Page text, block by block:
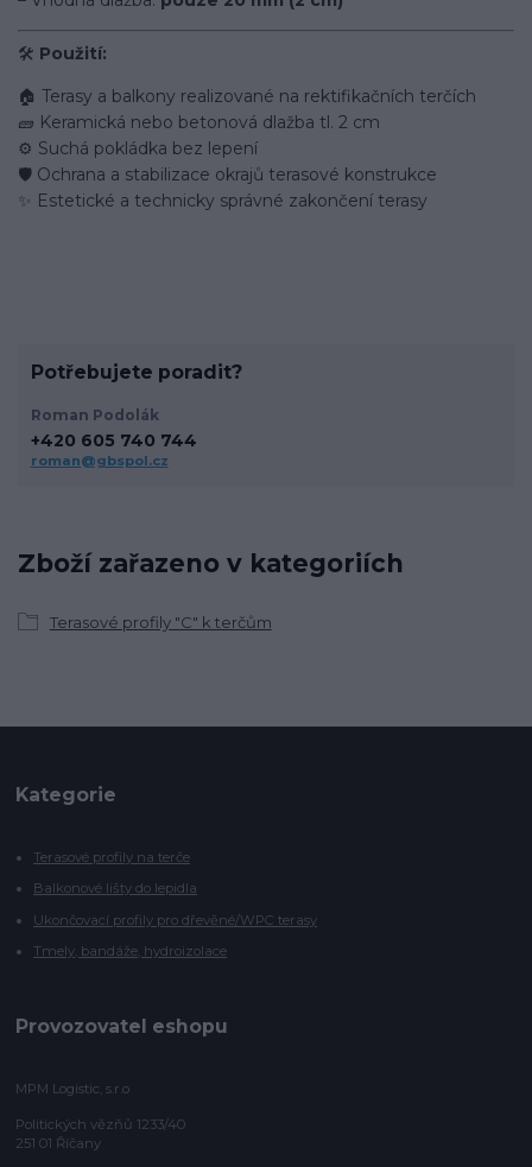
🛠️ Použití:
🏠 Terasy a balkony realizované na rektifikačních terčích
🧱 Keramická nebo betonová dlažba tl. 2 cm
⚙️ Suchá pokládka bez lepení
🛡️ Ochrana a stabilizace okrajů terasové konstrukce
✨ Estetické a technicky správné zakončení terasy
Zboží zařazeno v kategoriích
Terasové profily "C" k terčům
Potřebujete poradit?
Roman Podolák
+420 605 740 744
roman@gbspol.cz
Kategorie
Terasové profily na terče
Balkonové lišty do lepidla
Ukončovací profily pro dřevěné/WPC terasy
Tmely, bandáže, hydroizolace
Provozovatel eshopu
MPM Logistic, s.r.o
Politických vězňů 1233/40
251 01 Říčany